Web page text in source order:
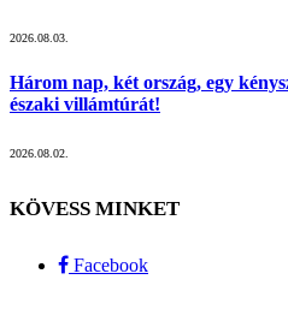
2026.08.03.
Három nap, két ország, egy
északi villámtúrát!
2026.08.02.
KÖVESS MINKET
Facebook